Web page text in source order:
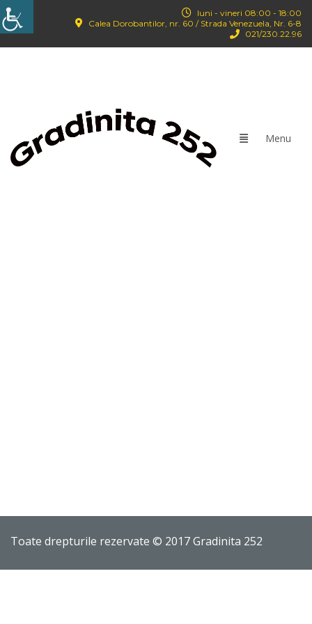
luni - vineri 08:00 - 18:00
Calea Dorobantilor, nr. 60 / Strada Venezuela, Nr. 6-8
021/‪230.22.96‬
Toate drepturile rezervate © 2017 Gradinita 252